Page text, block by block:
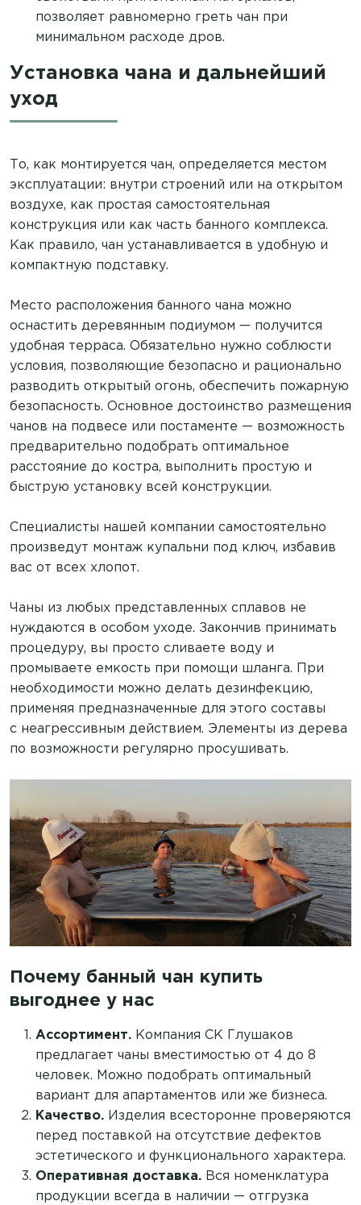
позволяет равномерно греть чан при
минимальном расходе дров.
Установка чана и дальнейший
уход
То, как монтируется чан, определяется местом
эксплуатации: внутри строений или на открытом
воздухе, как простая самостоятельная
конструкция или как часть банного комплекса.
Как правило, чан устанавливается в удобную и
компактную подставку.
Место расположения банного чана можно
оснастить деревянным подиумом — получится
удобная терраса. Обязательно нужно соблюсти
условия, позволяющие безопасно и рационально
разводить открытый огонь, обеспечить пожарную
безопасность. Основное достоинство размещения
чанов на подвесе или постаменте — возможность
предварительно подобрать оптимальное
расстояние до костра, выполнить простую и
быструю установку всей конструкции.
Специалисты нашей компании самостоятельно
произведут монтаж купальни под ключ, избавив
вас от всех хлопот.
Чаны из любых представленных сплавов не
нуждаются в особом уходе. Закончив принимать
процедуру, вы просто сливаете воду и
промываете емкость при помощи шланга. При
необходимости можно делать дезинфекцию,
применяя предназначенные для этого составы
с неагрессивным действием. Элементы из дерева
по возможности регулярно просушивать.
Почему банный чан купить
выгоднее у нас
Ассортимент. Компания СК Глушаков
предлагает чаны вместимостью от 4 до 8
человек. Можно подобрать оптимальный
вариант для апартаментов или же бизнеса.
Качество. Изделия всесторонне проверяются
перед поставкой на отсутствие дефектов
эстетического и функционального характера.
Оперативная доставка. Вся номенклатура
продукции всегда в наличии — отгрузка